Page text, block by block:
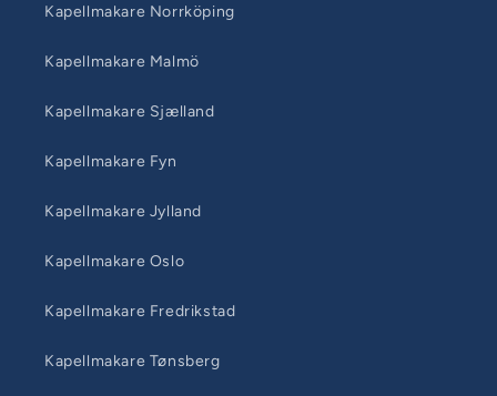
Kapellmakare Norrköping
Kapellmakare Malmö
Kapellmakare Sjælland
Kapellmakare Fyn
Kapellmakare Jylland
Kapellmakare Oslo
Kapellmakare Fredrikstad
Kapellmakare Tønsberg